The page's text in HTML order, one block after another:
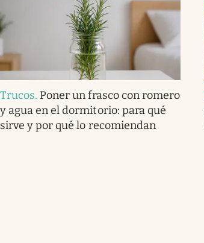
Trucos. Poner un frasco con romero
y agua en el dormitorio: para qué
sirve y por qué lo recomiendan